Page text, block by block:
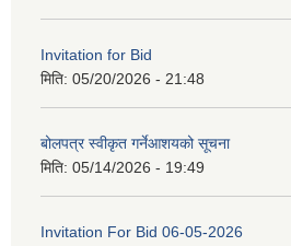
Invitation for Bid
मिति: 05/20/2026 - 21:48
बोलपत्र स्वीकृत गर्नेआशयको सूचना
मिति: 05/14/2026 - 19:49
Invitation For Bid 06-05-2026